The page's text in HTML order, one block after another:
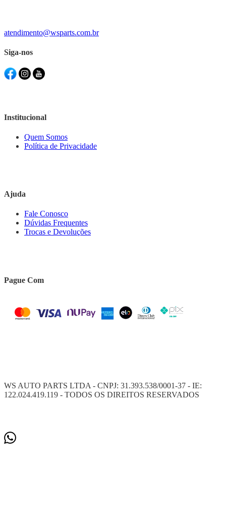
atendimento@wsparts.com.br
Siga-nos
Institucional
Quem Somos
Política de Privacidade
Ajuda
Fale Conosco
Dúvidas Frequentes
Trocas e Devoluções
Pague Com
WS AUTO PARTS LTDA - CNPJ: 31.393.538/0001-37 - IE:
122.024.419.119 - TODOS OS DIREITOS RESERVADOS